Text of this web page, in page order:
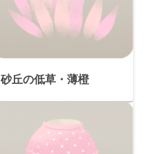
砂丘の低草・薄橙